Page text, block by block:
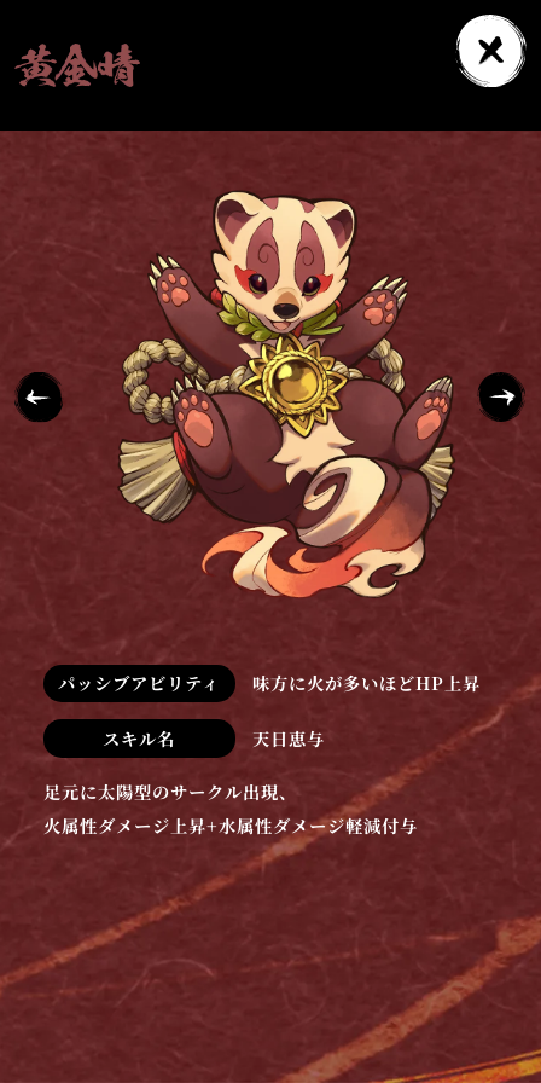
パッシブアビリティ 味方に火が多いほどHP上昇
スキル名 天日恵与
足元に太陽型のサークル出現、
火属性ダメージ上昇+水属性ダメージ軽減付与